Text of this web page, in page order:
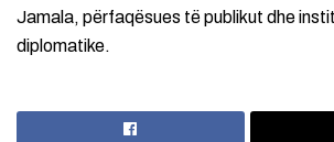
Jamala, përfaqësues të publikut dhe
diplomatike.